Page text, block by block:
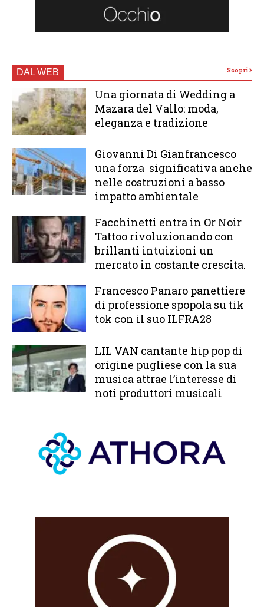
DAL WEB Scopri
Una giornata di Wedding a
Mazara del Vallo: moda,
eleganza e tradizione
Giovanni Di Gianfrancesco
una forza significativa anche
nelle costruzioni a basso
impatto ambientale
Facchinetti entra in Or Noir
Tattoo rivoluzionando con
brillanti intuizioni un
mercato in costante crescita.
Francesco Panaro panettiere
di professione spopola su tik
tok con il suo ILFRA28
LIL VAN cantante hip pop di
origine pugliese con la sua
musica attrae l’interesse di
noti produttori musicali